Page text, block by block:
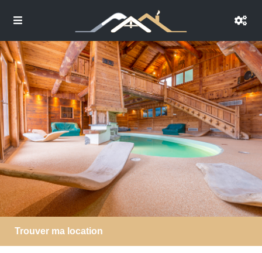
Trouver ma location